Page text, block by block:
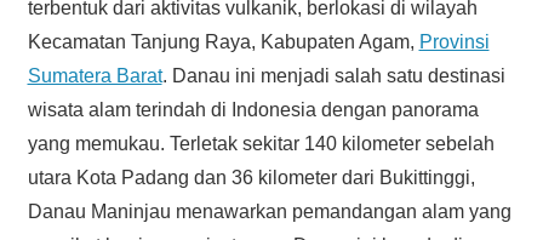
terbentuk dari aktivitas vulkanik, berlokasi di wilayah
Kecamatan Tanjung Raya, Kabupaten Agam, Provinsi
Sumatera Barat. Danau ini menjadi salah satu destinasi
wisata alam terindah di Indonesia dengan panorama
yang memukau. Terletak sekitar 140 kilometer sebelah
utara Kota Padang dan 36 kilometer dari Bukittinggi,
Danau Maninjau menawarkan pemandangan alam yang